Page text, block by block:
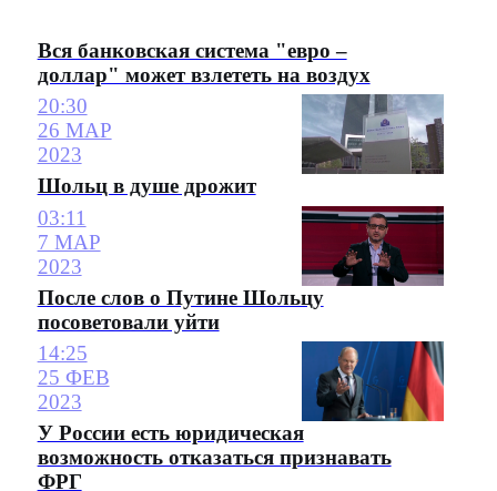
Вся банковская система "евро –
доллар" может взлететь на воздух
20:30
26 МАР
2023
Шольц в душе дрожит
03:11
7 МАР
2023
После слов о Путине Шольцу
посоветовали уйти
14:25
25 ФЕВ
2023
У России есть юридическая
возможность отказаться признавать
ФРГ